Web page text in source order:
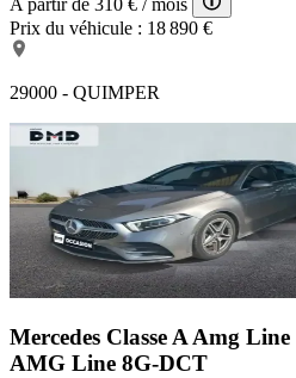
Prix du véhicule : 18 890 €
29000 - QUIMPER
Mercedes Classe A Amg Line
AMG Line 8G-DCT